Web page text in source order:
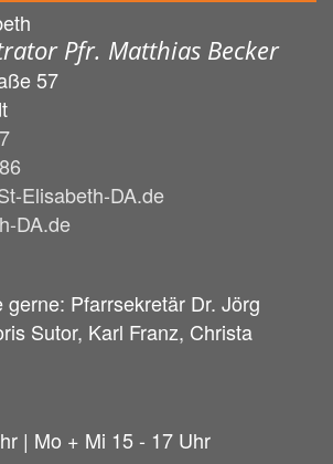
Pfr. Matthias Becker
57
Elisabeth-DA.de
DA.de
Pfarrsekretär Dr. Jörg
Sutor, Karl Franz, Christa
| Mo + Mi 15 - 17 Uhr